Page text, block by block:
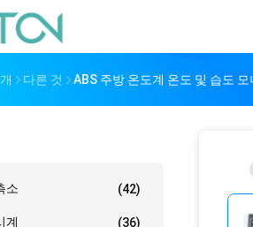
다른 것 ABS 주방 온도계 온도 및 습도
소 (42)
계 (36)